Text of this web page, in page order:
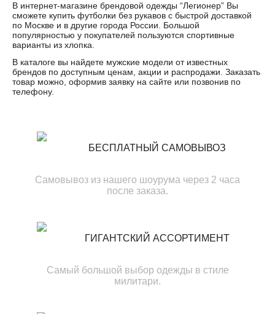
В интернет-магазине брендовой одежды “Легионер” Вы
сможете купить футболки без рукавов с быстрой доставкой
по Москве и в другие города России. Большой
популярностью у покупателей пользуются спортивные
варианты из хлопка.
В каталоге вы найдете мужские модели от известных
брендов по доступным ценам, акции и распродажи. Заказать
товар можно, оформив заявку на сайте или позвонив по
телефону.
БЕСПЛАТНЫЙ САМОВЫВОЗ
Самовывоз из нашего шоурума через 2 часа
после заказа.
ГИГАНТСКИЙ АССОРТИМЕНТ
Самый большой выбор одежды в стиле
милитари.